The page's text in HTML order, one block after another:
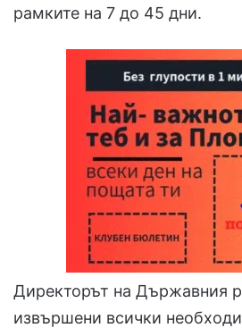
рамките на 7 до 45 дни.
Директорът на Държавния
извършени всички